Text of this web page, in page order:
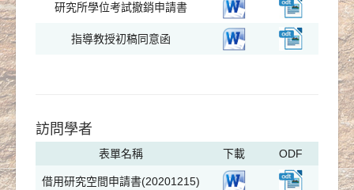
研究所學位考試撤銷申請書
指導教授初稿同意函
訪問學者
表單名稱 下載 ODF
借用研究空間申請書(20201215)